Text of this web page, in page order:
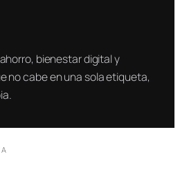
bienestar digital y
no cabe en una sola etiqueta,